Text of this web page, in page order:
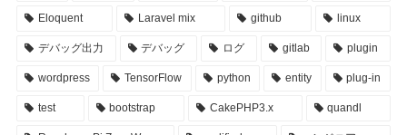
Eloquent Laravel mix github linux
デバッグ出力 デバッグ ログ gitlab plugin
wordpress TensorFlow python entity plug-in
test bootstrap CakePHP3.x quandl